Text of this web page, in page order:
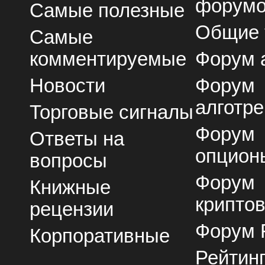
Самые полезные
Самые
комментируемые
Новости
Торговые сигналы
Ответы на
вопросы
Книжные
рецензии
Корпоративные
Общие
Форум
Форум
Форум
Форум
Форум